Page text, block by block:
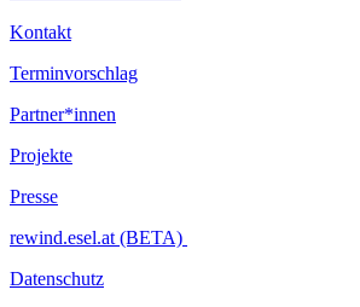
Produktion: Entstanden im Rahmen von
Gefördert aus Mitteln der Stadt Wien.
...Mehr lesen
Kontakt
Terminvorschlag
Partner*innen
Projekte
Presse
rewind.esel.at (BETA)
Datenschutz